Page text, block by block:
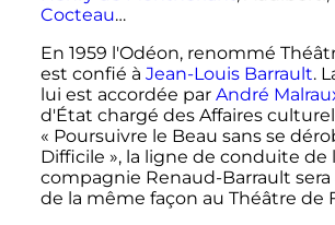
Cocteau…
En 1959 l'Odéon, renommé
est confié à Jean-Louis Barrault.
lui est accordée par André
d'État chargé des Affaires
« Poursuivre le Beau sans se
Difficile », la ligne de conduite de
compagnie Renaud-Barrault
de la même façon au Théâtre de